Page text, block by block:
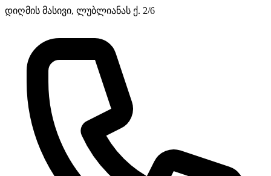
დიღმის მასივი, ლუბლიანას ქ. 2/6